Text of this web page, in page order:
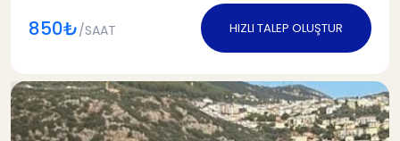
850₺/SAAT HIZLI TALEP OLUŞTUR